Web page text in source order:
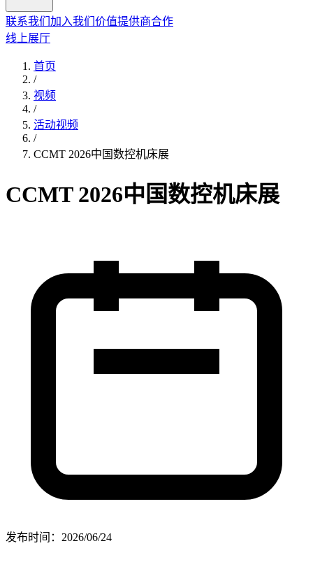
联系我们 加入我们 价值提供商合作
线上展厅
首页
/
视频
/
活动视频
/
CCMT 2026中国数控机床展
CCMT 2026中国数控机床展
发布时间： 2026/06/24